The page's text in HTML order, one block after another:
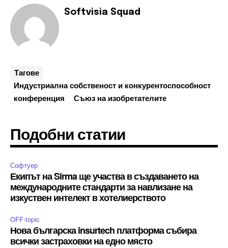
Softvisia Squad
Тагове
Индустриална собственост и конкурентоспособност
конференция
Съюз на изобретателите
Подобни статии
Софтуер
Екипът на Sirma ще участва в създаването на
международните стандарти за навлизане на
изкуствен интелект в хотелиерството
OFF-topic
Нова българска insurtech платформа събира
всички застраховки на едно място